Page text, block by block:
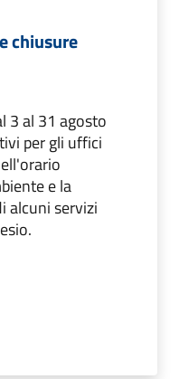
chiusure
3 al 31 agosto
per gli uffici
e la
alcuni servizi